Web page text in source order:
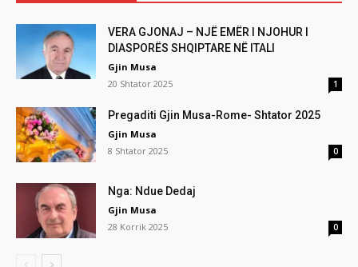
VERA GJONAJ – NJË EMËR I NJOHUR I
DIASPORËS SHQIPTARE NË ITALI
Gjin Musa
20 Shtator 2025
1
Pregaditi Gjin Musa-Rome- Shtator 2025
Gjin Musa
8 Shtator 2025
0
Nga: Ndue Dedaj
Gjin Musa
28 Korrik 2025
0